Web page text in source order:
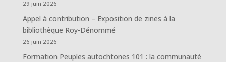
29 juin 2026
Appel à contribution – Exposition de zines à la
bibliothèque Roy-Dénommé
26 juin 2026
Formation Peuples autochtones 101 : la communauté